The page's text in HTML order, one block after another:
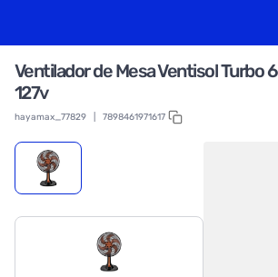
Ventilador de Mesa Ventisol Turbo
127v
hayamax_77829 7898461971617